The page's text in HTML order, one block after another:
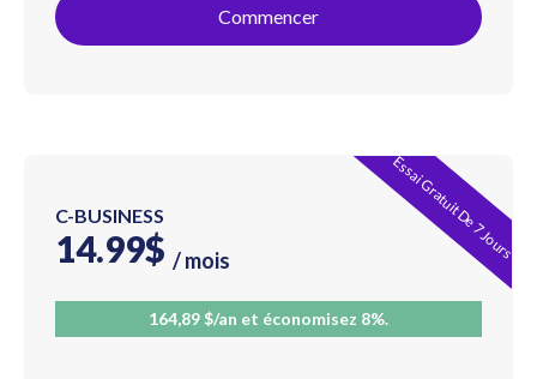
Commencer
Essai Gratuit De 7 Jours
C-BUSINESS
14.99$ / mois
164,89 $/an et économisez 8%.